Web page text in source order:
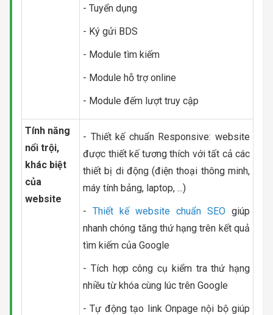
- Tuyển dụng
- Ký gửi BDS
- Module tìm kiếm
- Module hỗ trợ online
- Module đếm lượt truy cập
Tính năng
nổi trội,
khác biệt
của
website
- Thiết kế chuẩn Responsive: website
được thiết kế tương thích với tất cả các
thiết bị di động (điện thoại thông minh,
máy tính bảng, laptop, ...)
- Thiết kế website chuẩn SEO giúp
nhanh chóng tăng thứ hạng trên kết quả
tìm kiếm của Google
- Tích hợp công cụ kiểm tra thứ hạng
nhiều từ khóa cùng lúc trên Google
- Tự động tạo link Onpage nội bộ giúp